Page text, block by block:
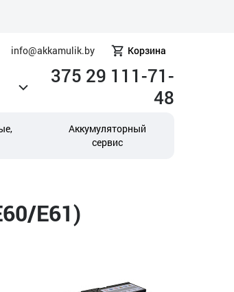
info@akkamulik.by Корзина
375 29 111-71-
48
Аккумуляторный
сервис
E61)